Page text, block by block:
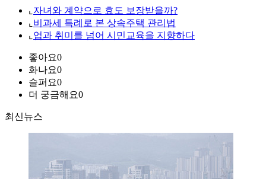
⌞ 자녀와 계약으로 효도 보장받을까?
⌞ 비과세 특례로 본 상속주택 관리법
⌞ 업과 취미를 넘어 시민교육을 지향하다
좋아요0
화나요0
슬퍼요0
더 궁금해요0
최신뉴스